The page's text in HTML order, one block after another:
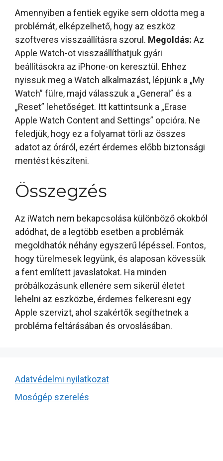
Amennyiben a fentiek egyike sem oldotta meg a
problémát, elképzelhető, hogy az eszköz
szoftveres visszaállításra szorul. Megoldás: Az
Apple Watch-ot visszaállíthatjuk gyári
beállításokra az iPhone-on keresztül. Ehhez
nyissuk meg a Watch alkalmazást, lépjünk a „My
Watch” fülre, majd válasszuk a „General” és a
„Reset” lehetőséget. Itt kattintsunk a „Erase
Apple Watch Content and Settings” opcióra. Ne
feledjük, hogy ez a folyamat törli az összes
adatot az óráról, ezért érdemes előbb biztonsági
mentést készíteni.
Összegzés
Az iWatch nem bekapcsolása különböző okokból
adódhat, de a legtöbb esetben a problémák
megoldhatók néhány egyszerű lépéssel. Fontos,
hogy türelmesek legyünk, és alaposan kövessük
a fent említett javaslatokat. Ha minden
próbálkozásunk ellenére sem sikerül életet
lehelni az eszközbe, érdemes felkeresni egy
Apple szervizt, ahol szakértők segíthetnek a
probléma feltárásában és orvoslásában.
Adatvédelmi nyilatkozat
Mosógép szerelés